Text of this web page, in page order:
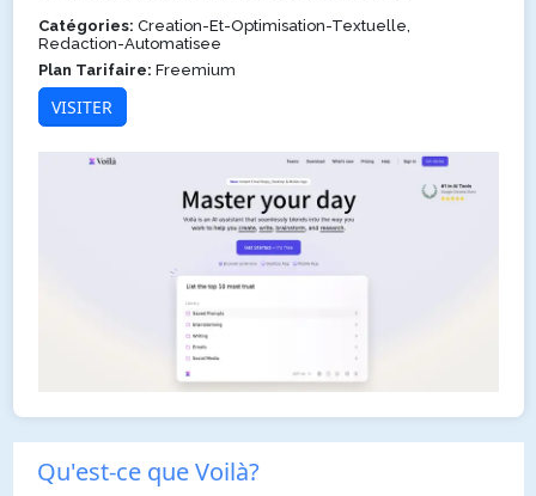
Catégories: Creation-Et-Optimisation-Textuelle,
Redaction-Automatisee
Plan Tarifaire: Freemium
VISITER
Qu'est-ce que Voilà?